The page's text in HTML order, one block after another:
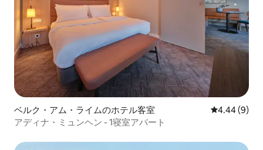
ベルク・アム・ライムのホテル客室 レビュー9件
4.44 (9)
アディナ・ミュンヘン - 1寝室アパート